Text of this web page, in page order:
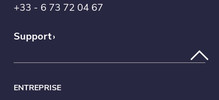
+33 - 6 73 72 04 67
Support
ENTREPRISE